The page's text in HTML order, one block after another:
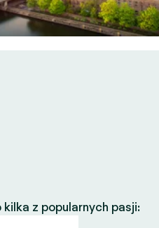
z popularnych pasji: